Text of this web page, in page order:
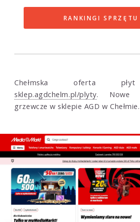
RANKINGI SPRZĘTU
Chełmska oferta płyt
sklep.agdchelm.pl/plyty. Nowe
grzewcze w sklepie AGD w Chełmie.